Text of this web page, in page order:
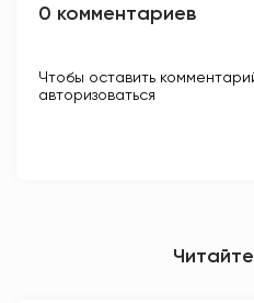
0 комментариев
Чтобы оставить
авторизоваться